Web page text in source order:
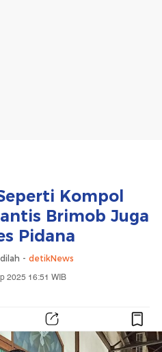
Kompol
Brimob Juga
Pidana
- detikNews
2025 16:51 WIB